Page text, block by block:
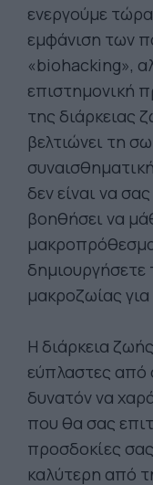
ενεργούμε
εμφάνιση των
«biohacking»,
επιστημονική
της διάρκειας
βελτιώνει τη
δεν είναι να
βοηθήσει να
μακροζωίας
Η διάρκεια
εύπλαστες από
δυνατόν να
που θα σας
προσδοκίες
καλύτερη από